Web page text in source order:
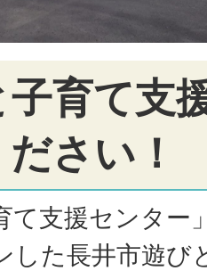
子育て支
さい！
て支援センター
した長井市遊び